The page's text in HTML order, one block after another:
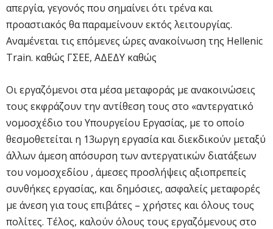
απεργία, γεγονός που σημαίνει ότι τρένα και
προαστιακός θα παραμείνουν εκτός λειτουργίας.
Αναμένεται τις επόμενες ώρες ανακοίνωση της Hellenic
Train. καθώς ΓΣΕΕ, ΑΔΕΔΥ καθώς
Οι εργαζόμενοι στα μέσα μεταφοράς με ανακοινώσεις
τους εκφράζουν την αντίθεση τους στο «αντεργατικό
νομοσχέδιο του Υπουργείου Εργασίας, με το οποίο
θεσμοθετείται η 13ωργη εργασία και διεκδικούν μεταξύ
άλλων άμεση απόσυρση των αντεργατικών διατάξεων
του νομοσχεδίου , άμεσες προσλήψεις αξιοπρεπείς
συνθήκες εργασίας, και δημόσιες, ασφαλείς μεταφορές
με άνεση για τους επιβάτες – χρήστες και όλους τους
πολίτες. Τέλος, καλούν όλους τους εργαζόμενους στο